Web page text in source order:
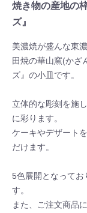
焼き物の産地の
ズ』
美濃焼が盛んな東
田焼の華山窯(かざ
ズ』の小皿です。
立体的な彫刻を施
に彩ります。
ケーキやデザート
だけます。
5色展開となってお
す。
また、ご注文商品